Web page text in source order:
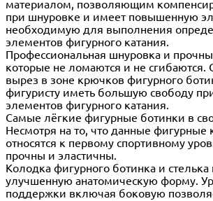
материалом, позволяющим
при шнуровке и имеет повышенную
необходимую для выполнения
элементов фигурного катания.
Профессиональная шнуровка и
которые не ломаются и не сгибаются.
вырез в зоне крючков фигурного
фигуристу иметь большую свободу
элементов фигурного катания.
Cамые лёгкие фигурные ботинки в
Несмотря на то, что данные фигурные
относятся к первому спортивному
прочны и эластичны.
Колодка фигурного ботинка и
улучшенную анатомическую форму.
поддержки включая боковую